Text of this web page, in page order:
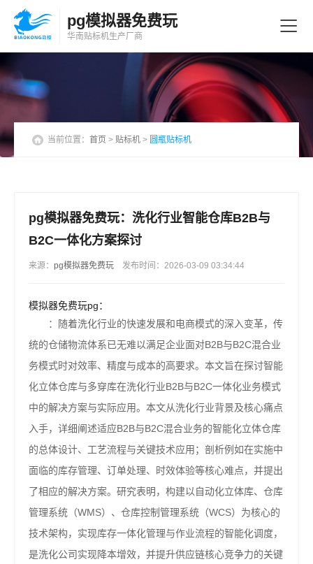
pg模拟器免费玩
华南贴标机生产厂商
当前位置： 首页 > 贴标机 > 圆瓶贴标机
pg模拟器免费玩：洗化行业智能仓库B2B与
B2C一体化方案探讨
来源： pg模拟器免费玩 发布时间：2026-03-09 03:34:44
模拟器免费玩pg：
：随着洗化行业的快速发展和电商模式的深入变革，传
统的仓储物流体系已无难以满足企业面对B2B与B2C混合业
务模式时对效率、精度与成本的高要求。本文旨在探讨智能
化立体仓库与多穿库在洗化行业B2B与B2C一体化业务模式
中的解决方案与实际应用。本文从洗化行业背景及核心痛点
入手，详细阐述适应B2B与B2C混合业务的智能化立体仓库
的总体设计、工艺流程与关键技术应用；剖析例如在实施中
面临的库存管理、订单处理、时效体验等核心难点，并提出
了相应的解决方案。研究表明，构建以自动化立体库、仓库
管理系统（WMS）、仓库控制管理系统（WCS）为核心的
技术架构，实现库存一体化管理与作业流程的智能化调度，
是洗化公司实现降本增效，并提升供应链核心竞争力的关键